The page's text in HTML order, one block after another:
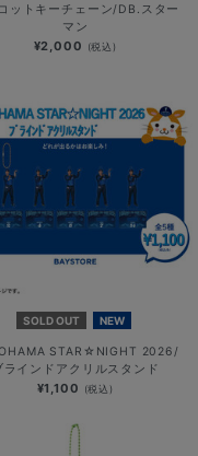
ットキーチェーン/DB.スター
マン
¥2,000 (税込)
SOLD OUT NEW
STAR☆NIGHT 2026/
ラインドアクリルスタンド
¥1,100 (税込)